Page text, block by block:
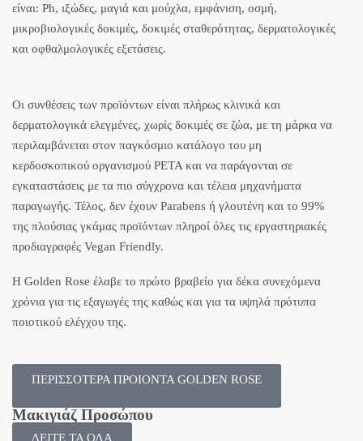
είναι: Ph, ιξώδες, μαγιά και μούχλα, εμφάνιση, οσμή,
μικροβιολογικές δοκιμές, δοκιμές σταθερότητας, δερματολογικές
και οφθαλμολογικές εξετάσεις.
Οι συνθέσεις των προϊόντων είναι πλήρως κλινικά και
δερματολογικά ελεγμένες, χωρίς δοκιμές σε ζώα, με τη μάρκα να
περιλαμβάνεται στον παγκόσμιο κατάλογο του μη
κερδοσκοπικού οργανισμού PETA και να παράγονται σε
εγκαταστάσεις με τα πιο σύγχρονα και τέλεια μηχανήματα
παραγωγής. Τέλος, δεν έχουν Parabens ή γλουτένη και το 99%
της πλούσιας γκάμας προϊόντων πληροί όλες τις εργαστηριακές
προδιαγραφές Vegan Friendly.
Η Golden Rose έλαβε το πρώτο βραβείο για δέκα συνεχόμενα
χρόνια για τις εξαγωγές της καθώς και για τα υψηλά πρότυπα
ποιοτικού ελέγχου της.
ΠΕΡΙΣΣΟΤΕΡΑ ΠΡΟΙΟΝΤΑ GOLDEN ROSE
Μακιγιάζ Προσώπου
ΔΕΙΤΕ ΤΑ ΟΛΑ